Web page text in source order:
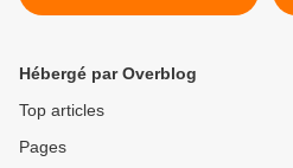
croisés ce lundi sur France
Hébergé par Overblog
Top articles
Pages